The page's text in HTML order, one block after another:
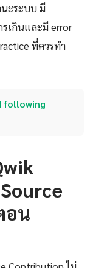
ะระบบ มี
เกินและมี error
ที่ควรทำ
following
อน